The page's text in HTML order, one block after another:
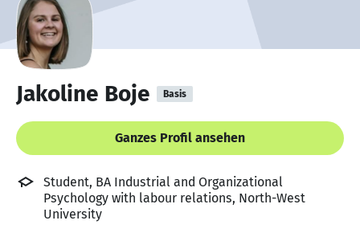
Jakoline Boje Basis
Ganzes Profil ansehen
Student, BA Industrial and Organizational
Psychology with labour relations, North-West
University